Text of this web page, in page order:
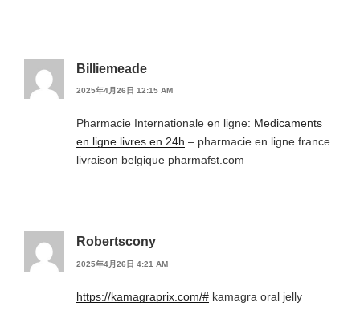
Billiemeade
2025年4月26日 12:15 AM
Pharmacie Internationale en ligne: Medicaments
en ligne livres en 24h – pharmacie en ligne france
livraison belgique pharmafst.com
Robertscony
2025年4月26日 4:21 AM
https://kamagraprix.com/# kamagra oral jelly